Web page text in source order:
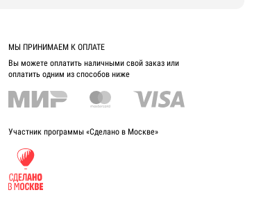
МЫ ПРИНИМАЕМ К ОПЛАТЕ
Вы можете оплатить наличными свой заказ или
оплатить одним из способов ниже
Участник программы «Сделано в Москве»